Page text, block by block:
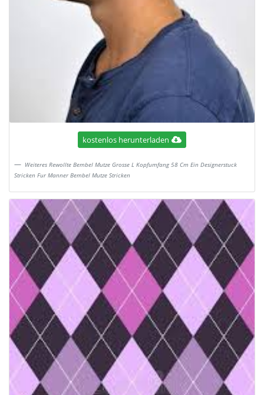
kostenlos herunterladen
Weiteres Rewollte Bembel Mutze Grosse L Kopfumfang 58 Cm Ein Designerstuck
Stricken Fur Manner Bembel Mutze Stricken